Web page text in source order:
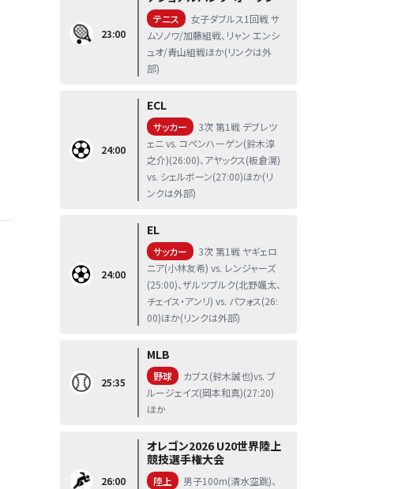
23:00
テニス
女子ダブルス1回戦 サ
ムソノワ/加藤組戦、リャン エンシ
ュオ/青山組戦ほか(リンクは外
部)
24:00
ECL
サッカー
3次 第1戦 デブレツ
ェニ vs. コペンハーゲン(鈴木淳
之介)(26:00)、アヤックス(板倉滉)
vs. シェルボーン(27:00)ほか(リ
ンクは外部)
24:00
EL
サッカー
3次 第1戦 ヤギェロ
ニア(小林友希) vs. レンジャーズ
(25:00)、ザルツブルク(北野颯太、
チェイス・アンリ) vs. パフォス(26:
00)ほか(リンクは外部)
25:35
MLB
野球
カブス(鈴木誠也)vs. ブ
ルージェイズ(岡本和真)(27:20)
ほか
26:00
オレゴン2026 U20世界陸上
競技選手権大会
陸上
男子100m(清水空跳)、